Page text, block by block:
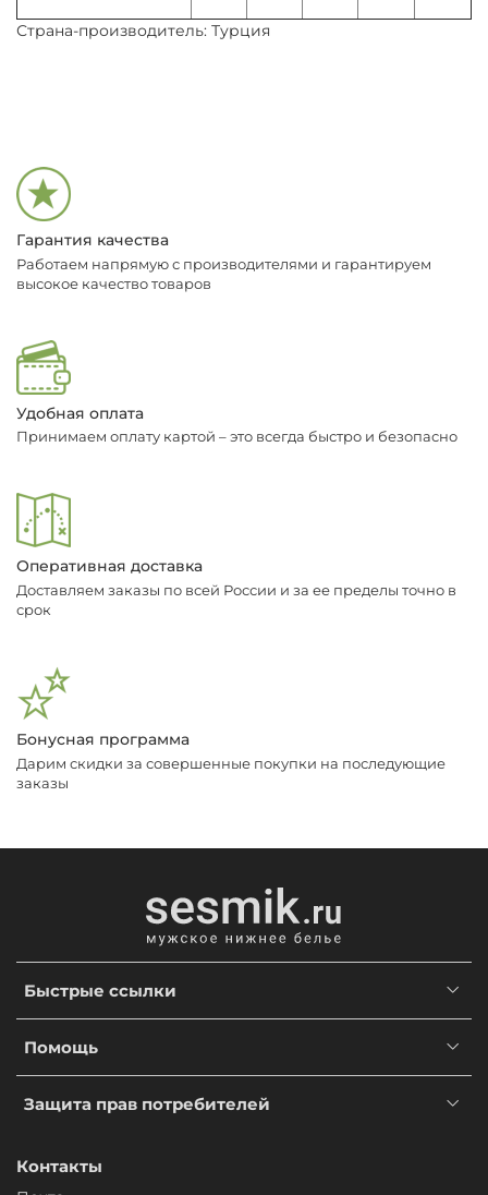
Страна-производитель: Турция
Гарантия качества
Работаем напрямую с производителями и гарантируем
высокое качество товаров
Удобная оплата
Принимаем оплату картой – это всегда быстро и безопасно
Оперативная доставка
Доставляем заказы по всей России и за ее пределы точно в
срок
Бонусная программа
Дарим скидки за совершенные покупки на последующие
заказы
Быстрые ссылки
Помощь
Защита прав потребителей
Контакты